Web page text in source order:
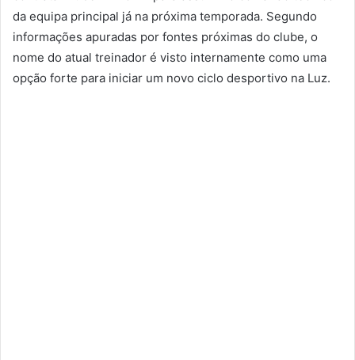
da equipa principal já na próxima temporada. Segundo
informações apuradas por fontes próximas do clube, o
nome do atual treinador é visto internamente como uma
opção forte para iniciar um novo ciclo desportivo na Luz.